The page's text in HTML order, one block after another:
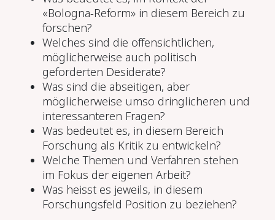
«Bologna-Reform» in diesem Bereich zu
forschen?
Welches sind die offensichtlichen,
möglicherweise auch politisch
geforderten Desiderate?
Was sind die abseitigen, aber
möglicherweise umso dringlicheren und
interessanteren Fragen?
Was bedeutet es, in diesem Bereich
Forschung als Kritik zu entwickeln?
Welche Themen und Verfahren stehen
im Fokus der eigenen Arbeit?
Was heisst es jeweils, in diesem
Forschungsfeld Position zu beziehen?